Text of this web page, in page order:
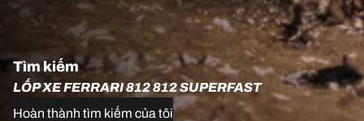
Tìm kiếm
LỐP XE FERRARI 812 812 SUPERFAST
Hoàn thành tìm kiếm của tôi